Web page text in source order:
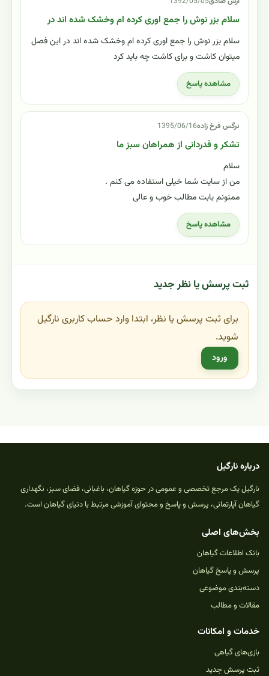
سلام بزر نوش را جمع اوری کرده ام وخشک شده اند در
سلام بزر نوش را جمع اوری کرده ام وخشک شده اند در این فصل
میتوان کاشت و برای کاشت چه باید کرد
مشاهده پاسخ
نرگس فرخ زاده1395/06/16
تشکر و قدردانی از همراهان سبز ما
سلام
من از سایت شما خیلی استفاده می کنم .
ممنونم بابت مطالب خوب و عالی
مشاهده پاسخ
ثبت پرسش یا نظر جدید
برای ثبت پرسش یا نظر، ابتدا وارد حساب کاربری نارگیل
شوید.
ورود
درباره نارگیل
نارگیل یک مرجع تخصصی و عمومی در حوزه گیاهان، باغبانی، فضای سبز، نگهداری
گیاهان آپارتمانی، پرسش و پاسخ و محتوای آموزشی مرتبط با دنیای گیاهان است.
بخش‌های اصلی
بانک اطلاعات گیاهان
پرسش و پاسخ گیاهان
دسته‌بندی موضوعی
مقالات و مطالب
خدمات و امکانات
بازی‌های گیاهی
ثبت پرسش جدید